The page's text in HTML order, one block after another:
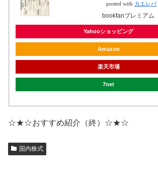
posted with カエレバ
bookfanプレミアム
Yahooショッピング
Amazon
楽天市場
7net
☆★☆おすすめ紹介（終）☆★☆
国内株式